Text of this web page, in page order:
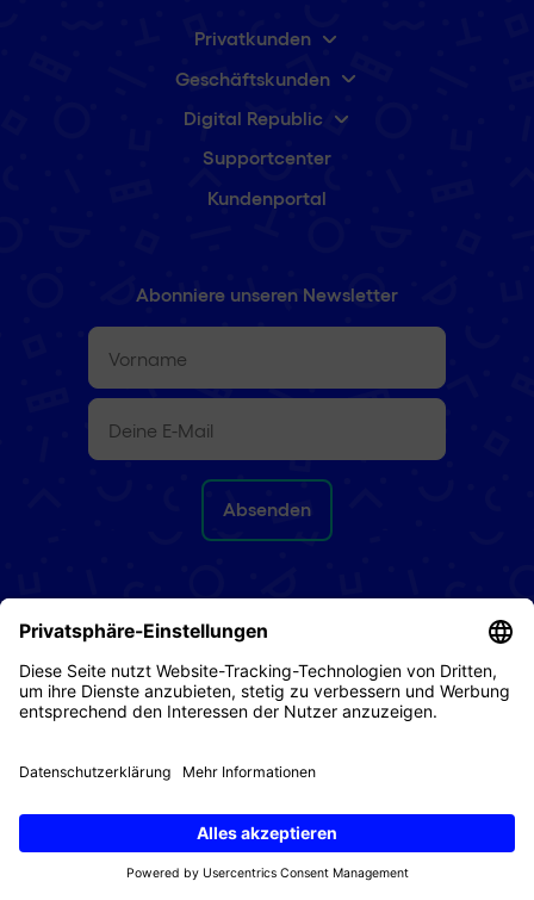
Privatkunden
Geschäftskunden
Digital Republic
Supportcenter
Kundenportal
Abonniere unseren Newsletter
Vorname
E-
Mail(erforderlich)
Rückgaberecht
Datenschutz
Impressum
© 2026 Digital Republic AG